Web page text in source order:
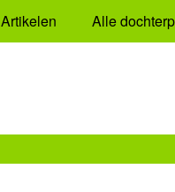
Artikelen Alle